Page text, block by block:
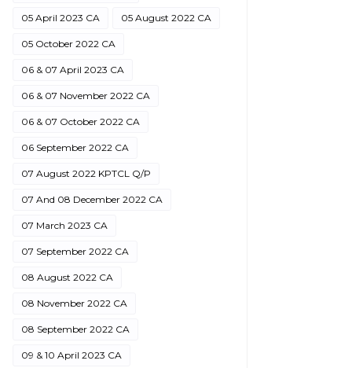
05 April 2023 CA 05 August 2022 CA
05 October 2022 CA
06 & 07 April 2023 CA
06 & 07 November 2022 CA
06 & 07 October 2022 CA
06 September 2022 CA
07 August 2022 KPTCL Q/P
07 And 08 December 2022 CA
07 March 2023 CA
07 September 2022 CA
08 August 2022 CA
08 November 2022 CA
08 September 2022 CA
09 & 10 April 2023 CA